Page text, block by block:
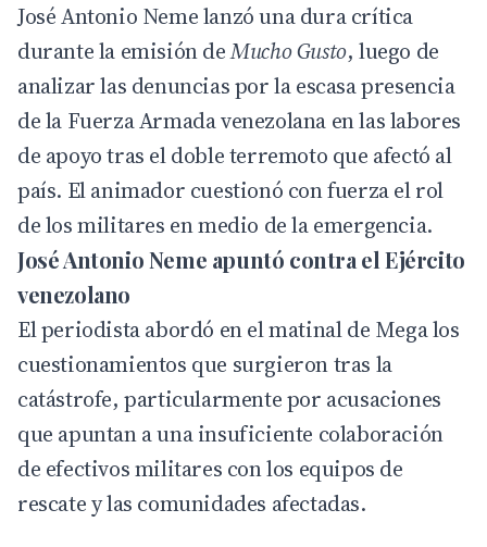
José Antonio Neme lanzó una dura crítica
durante la emisión deMucho Gusto, luego de
analizar las denuncias por la escasa presencia
de la Fuerza Armada venezolana en las labores
de apoyo tras el doble terremoto que afectó al
país. El animador cuestionó con fuerza el rol
de los militares en medio de la emergencia.
José Antonio Neme apuntó contra el Ejército
venezolano
El periodista abordó en el matinal de Megalos
cuestionamientos que surgieron tras la
catástrofe, particularmente por acusaciones
que apuntan a una insuficiente colaboración
de efectivos militares con los equipos de
rescate y las comunidades afectadas.